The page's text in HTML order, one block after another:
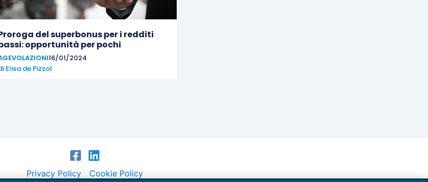
del superbonus per i redditi
opportunità per pochi
16/01/2024
Elisa de Pizzol
Privacy Policy Cookie Policy